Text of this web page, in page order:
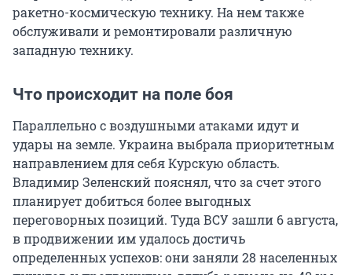
ракетно-космическую технику. На нем также
обслуживали и ремонтировали различную
западную технику.
Что происходит на поле боя
Параллельно с воздушными атаками идут и
удары на земле. Украина выбрала приоритетным
направлением для себя Курскую область.
Владимир Зеленский пояснял, что за счет этого
планирует добиться более выгодных
переговорных позиций. Туда ВСУ зашли 6 августа,
в продвижении им удалось достичь
определенных успехов: они заняли 28 населенных